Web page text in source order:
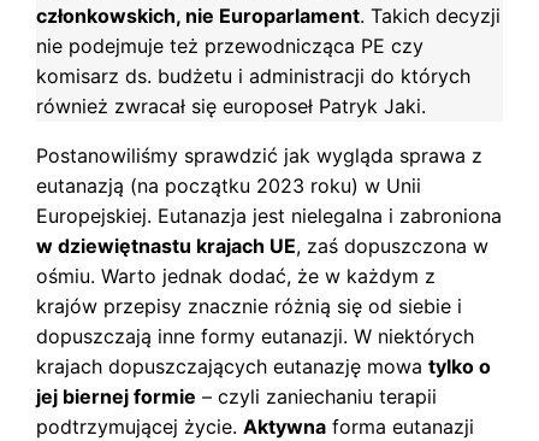
członkowskich, nie Europarlament. Takich decyzji
nie podejmuje też przewodnicząca PE czy
komisarz ds. budżetu i administracji do których
również zwracał się europoseł Patryk Jaki.
Postanowiliśmy sprawdzić jak wygląda sprawa z
eutanazją (na początku 2023 roku) w Unii
Europejskiej. Eutanazja jest nielegalna i zabroniona
w dziewiętnastu krajach UE, zaś dopuszczona w
ośmiu. Warto jednak dodać, że w każdym z
krajów przepisy znacznie różnią się od siebie i
dopuszczają inne formy eutanazji. W niektórych
krajach dopuszczających eutanazję mowatylko o
jej biernej formie – czyli zaniechaniu terapii
podtrzymującej życie.Aktywna forma eutanazji